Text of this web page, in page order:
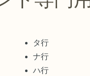
タ行
ナ行
ハ行